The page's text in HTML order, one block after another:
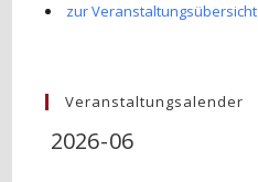
zur Veranstaltungsübersicht
Veranstaltungsalender